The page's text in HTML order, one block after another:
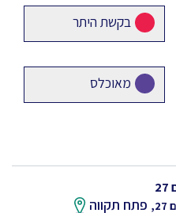
בקשת היתר
מאוכלס
פתח תקווה